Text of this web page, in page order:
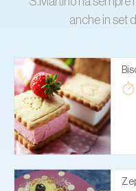
anche in set